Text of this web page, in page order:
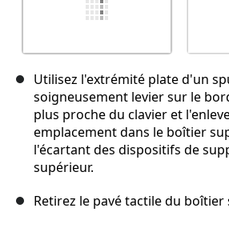
Utilisez l'extrémité plate d'un
soigneusement levier sur le
plus proche du clavier et
emplacement dans le boîtier
l'écartant des dispositifs de
supérieur.
Retirez le pavé tactile du boîtier